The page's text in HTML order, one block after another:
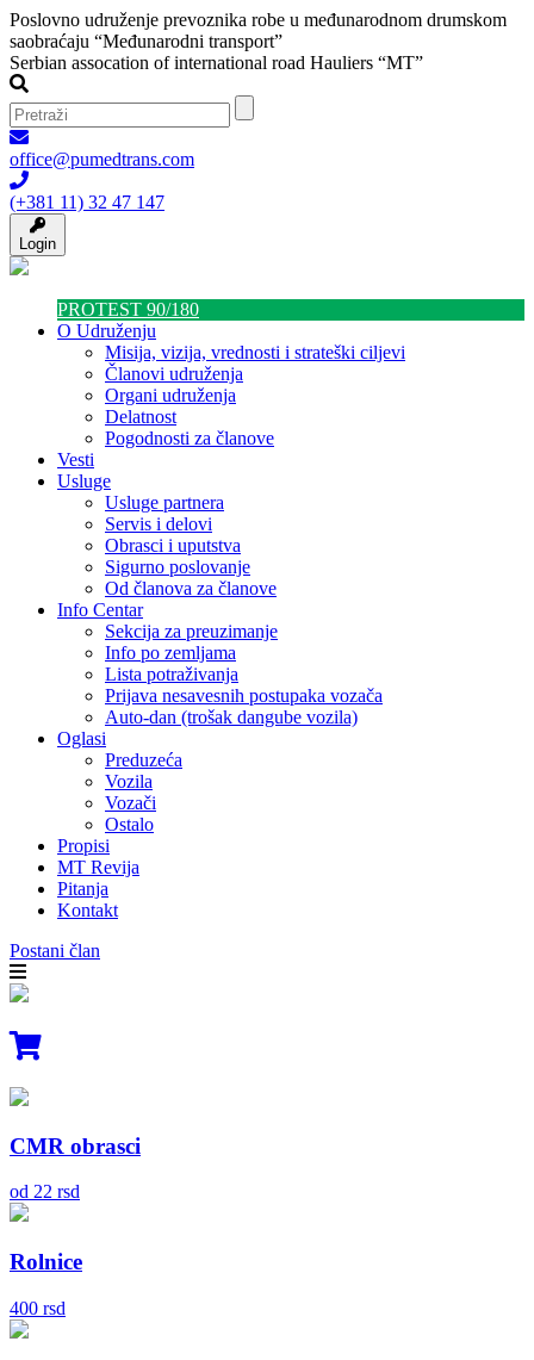
Poslovno udruženje prevoznika robe u međunarodnom drumskom
saobraćaju “Međunarodni transport”
Serbian assocation of international road Hauliers “MT”
office@pumedtrans.com
(+381 11) 32 47 147
Login
PROTEST 90/180
O Udruženju
Misija, vizija, vrednosti i strateški ciljevi
Članovi udruženja
Organi udruženja
Delatnost
Pogodnosti za članove
Vesti
Usluge
Usluge partnera
Servis i delovi
Obrasci i uputstva
Sigurno poslovanje
Od članova za članove
Info Centar
Sekcija za preuzimanje
Info po zemljama
Lista potraživanja
Prijava nesavesnih postupaka vozača
Auto-dan (trošak dangube vozila)
Oglasi
Preduzeća
Vozila
Vozači
Ostalo
Propisi
MT Revija
Pitanja
Kontakt
Postani član
CMR obrasci
od 22 rsd
Rolnice
400 rsd